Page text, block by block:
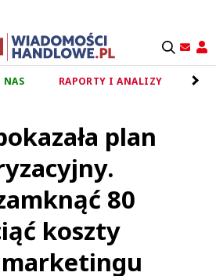
NAS RAPORTY I ANALIZY
plan
80
koszty